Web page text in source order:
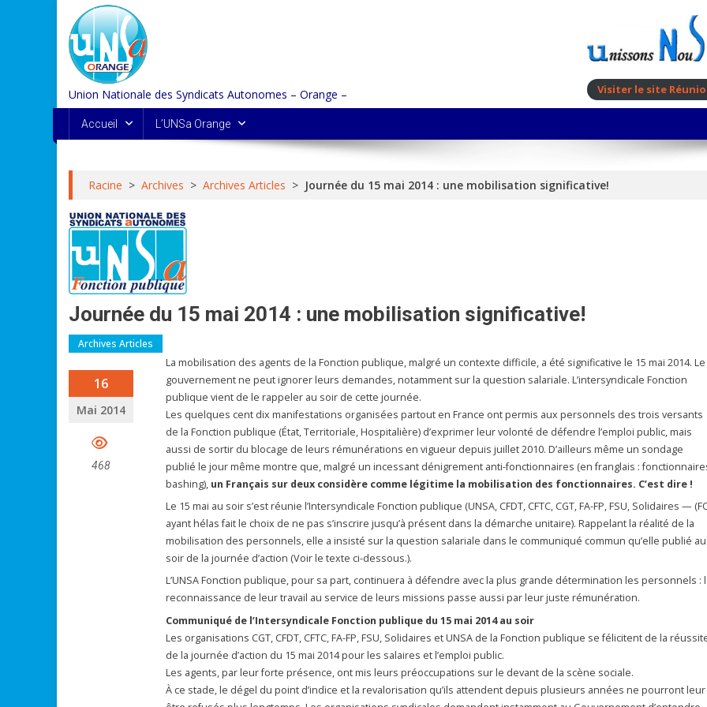
content
Union Nationale des Syndicats Autonomes – Orange – Visiter le site
Accueil L’UNSa Orange
Racine > Archives > Archives Articles > Journée du 15 mai 2014 : une mobilisation significative!
Journée du 15 mai 2014 : une mobilisation significative!
Archives Articles
16
Mai 2014
468
La mobilisation des agents de la Fonction publique, malgré un contexte difficile, a été significative le 15 mai 2014. Le
gouvernement ne peut ignorer leurs demandes, notamment sur la question salariale. L’intersyndicale Fonction
publique vient de le rappeler au soir de cette journée.
Les quelques cent dix manifestations organisées partout en France ont permis aux personnels des trois versants
de la Fonction publique (État, Territoriale, Hospitalière) d’exprimer leur volonté de défendre l’emploi public, mais
aussi de sortir du blocage de leurs rémunérations en vigueur depuis juillet 2010. D’ailleurs même un sondage
publié le jour même montre que, malgré un incessant dénigrement anti-fonctionnaires (en franglais :
bashing), un Français sur deux considère comme légitime la mobilisation des fonctionnaires. C’est dire !
Le 15 mai au soir s’est réunie l’Intersyndicale Fonction publique (UNSA, CFDT, CFTC, CGT, FA-FP, FSU, Solidaires —
ayant hélas fait le choix de ne pas s’inscrire jusqu’à présent dans la démarche unitaire). Rappelant la réalité de la
mobilisation des personnels, elle a insisté sur la question salariale dans le communiqué commun qu’elle publié au
soir de la journée d’action (Voir le texte ci-dessous.).
L’UNSA Fonction publique, pour sa part, continuera à défendre avec la plus grande détermination les personnels :
reconnaissance de leur travail au service de leurs missions passe aussi par leur juste rémunération.
Communiqué de l’Intersyndicale Fonction publique du 15 mai 2014 au soir
Les organisations CGT, CFDT, CFTC, FA-FP, FSU, Solidaires et UNSA de la Fonction publique se félicitent de la
de la journée d’action du 15 mai 2014 pour les salaires et l’emploi public.
Les agents, par leur forte présence, ont mis leurs préoccupations sur le devant de la scène sociale.
À ce stade, le dégel du point d’indice et la revalorisation qu’ils attendent depuis plusieurs années ne pourront leur